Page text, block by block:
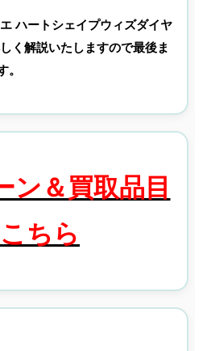
ハートシェイプウィズダイヤ
く解説いたしますので最後ま
ン＆買取品目
ちら